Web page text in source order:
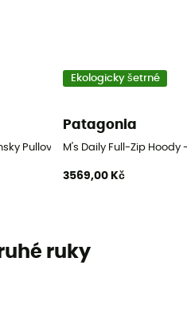
Pullover
Ekologicky šetrné
Patagonia
M's Daily Full-Zip Hoody
3569,00 Kč
ruky